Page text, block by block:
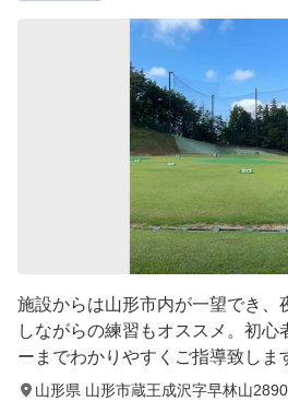
施設からは山形市内が一望でき、
しながらの練習もオススメ。初心
ーまでわかりやすくご指導致しま
山形県 山形市蔵王成沢字早林山2890